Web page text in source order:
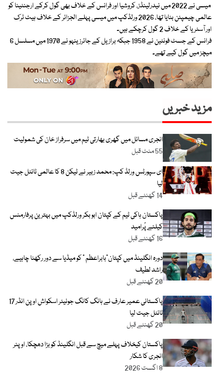
میسی نے 2022 میں نیدرلینڈز، کروشیا اور فرانس کے خلاف بھی گول کرکے ارجنٹینا کو
عالمی چیمپئن بنایا تھا، 2026 ورلڈکپ میں میسی پہلے الجزائر کے خلاف ہیٹ ٹرک
اور آسٹریا کے خلاف 2 گول کرچکے ہیں۔
فرانس کے جسٹ فونٹین نے 1958 جبکہ برازیل کے جائرزینہو نے 1970 میں مسلسل 6
میچز میں گول کیے تھے۔
مزید خبریں
انجری مسائل میں گھری بھارتی ٹیم میں سرفراز خان کی شمولیت
55 منٹ قبل
ای سپورٹس ورلڈ کپ: محمد زبیر نے ٹیکن 8 کا عالمی ٹائٹل جیت
لیا
14 گھنٹے قبل
پاکستان ہاکی ٹیم کے کپتان ابو بکر ورلڈکپ میں بہترین پرفارمنس
کیلئے پُرامید
16 گھنٹے قبل
دورہ انگلینڈ میں کپتان”بابراعظم ” کو میڈیا سے دور رکھنا چاہیے،
راشد لطیف
20 گھنٹے قبل
پاکستانی عمیر عارف نے ہانگ کانگ جونیئر اسکواش اوپن انڈر 17
ٹائٹل جیت لیا
20 گھنٹے قبل
پاکستان کیخلاف پہلے میچ سے قبل انگلینڈ کو بڑا دھچکا، اوپنر
انجری کا شکار
8 اگست 2026